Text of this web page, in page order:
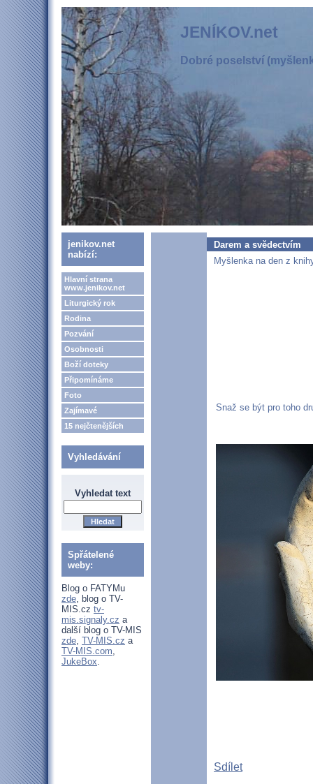
JENÍKOV.net
Dobré poselství
jenikov.net
nabízí:
Hlavní strana
www.jenikov.net
Liturgický rok
Rodina
Pozvání
Osobnosti
Boží doteky
Připomínáme
Foto
Zajímavé
15 nejčtenějších
Vyhledávání
Vyhledat text
Spřátelené
weby:
Blog o FATYMu
zde, blog o TV-
MIS.cz tv-
mis.signaly.cz a
další blog o TV-MIS
zde, TV-MIS.cz a
TV-MIS.com,
JukeBox.
Darem a svědectvím
Myšlenka na den z
Snaž se být pro toho
Sdílet